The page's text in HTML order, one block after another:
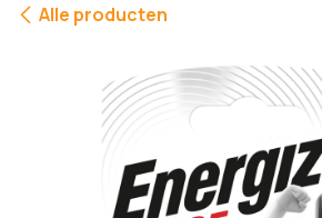
Alle producten